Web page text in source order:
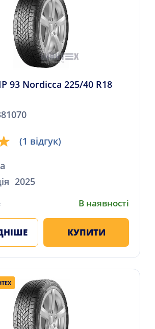
93 Nordicca 225/40 R18
(1 відгук)
2025
В наявності
КУПИТИ